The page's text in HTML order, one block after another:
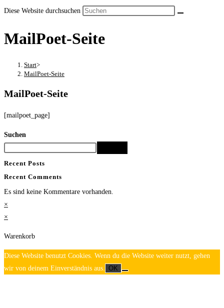
Diese Website durchsuchen
MailPoet-Seite
Start>
MailPoet-Seite
MailPoet-Seite
[mailpoet_page]
Suchen
Recent Posts
Recent Comments
Es sind keine Kommentare vorhanden.
×
×
Warenkorb
Diese Website benutzt Cookies. Wenn du die Website weiter nutzt, gehen
wir von deinem Einverständnis aus.
OK